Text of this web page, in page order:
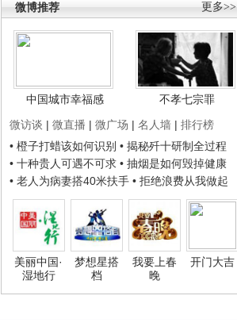
更多>>
微博推荐
中国城市幸福感
不孝七宗罪
微访谈 | 微直播 | 微广场 | 名人墙 | 排行榜
• 橙子打蜡该如何识别 • 揭秘歼十研制全过程
• 十种贵人可遇不可求 • 抽烟是如何毁掉健康
• 老人为病妻搭40米扶手 • 拒绝浪费从我做起
美丽中国·
湿地行
梦想星搭
档
我要上春
晚
开门大吉